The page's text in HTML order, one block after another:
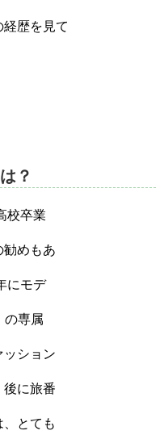
歴を見て
？
校卒業
勧めもあ
にモデ
の専属
ッション
後に旅番
とても